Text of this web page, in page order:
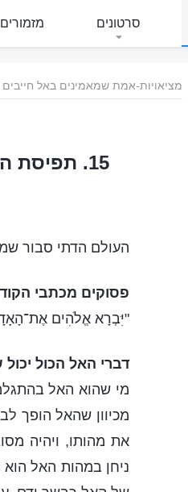
סרטונים מזמורים
מציאויות-אמת שמאמינים באל חייבים
15. תפיסת
העולם הדתי סבור
פסוקים מכתבי
"יִּבְרָא אֱלֹהִים
דברי האל הכול
מי שהוא האל
מכיוון שהאל הופך
את מהותו, ויהיה
ניחן במהות האל